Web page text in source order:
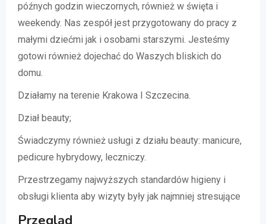
późnych godzin wieczornych, również w święta i
weekendy. Nas zespół jest przygotowany do pracy z
małymi dziećmi jak i osobami starszymi. Jesteśmy
gotowi również dojechać do Waszych bliskich do
domu.
Działamy na terenie Krakowa I Szczecina.
Dział beauty;
Świadczymy również usługi z działu beauty: manicure,
pedicure hybrydowy, leczniczy.
Przestrzegamy najwyższych standardów higieny i
obsługi klienta aby wizyty były jak najmniej stresujące
Przegląd